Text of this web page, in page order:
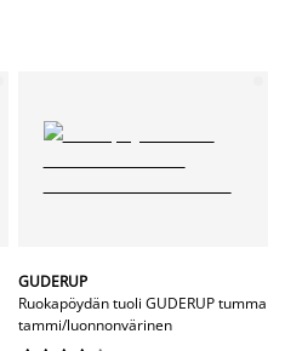
GUDERUP
Ruokapöydän tuoli GUDERUP tumma
tammi/luonnonvärinen